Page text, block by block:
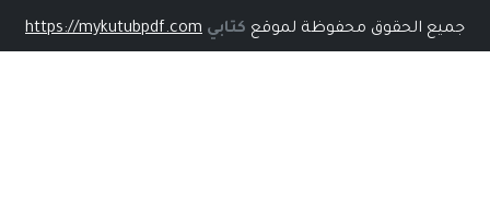
جميع الحقوق محفوظة لموقع كتابي https://mykutubpdf.com